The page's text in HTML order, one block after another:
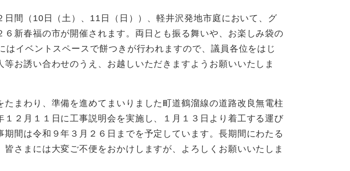
間（10日（土）、11日（日））、軽井沢発地市庭において、グ
６新春福の市が開催されます。両日とも振る舞いや、お楽しみ袋の
はイベントスペースで餅つきが行われますので、議員各位をはじ
等お誘い合わせのうえ、お越しいただきますようお願いいたしま
まわり、準備を進めてまいりました町道鶴溜線の道路改良無電柱
１２月１１日に工事説明会を実施し、１月１３日より着工する運び
期間は令和９年３月２６日までを予定しています。長期間にわたる
皆さまには大変ご不便をおかけしますが、よろしくお願いいたしま